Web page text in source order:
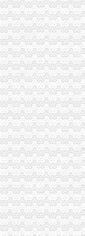
高新园局及时开展
北碚局代办注销分
奉节局重庆注销税务
云局力举四措净化
黔江局“四条防线”
奉节局认真贯彻市重
九龙坡局分公司营
大足局加接待及车辆
云局突出“六抓”代办
璧山局代办注销分
市代办注销分公司局
工商动态
全市代理注销分公司
高新区局围绕“三项
国家工商总局市重庆
万州局重庆分公司注
沙坪坝局“五加”重
周朝东局代办注销分